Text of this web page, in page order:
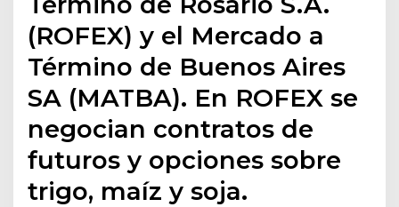
(ROFEX) y el Mercado a
Término de Buenos Aires
SA (MATBA). En ROFEX se
negocian contratos de
futuros y opciones sobre
trigo, maíz y soja.